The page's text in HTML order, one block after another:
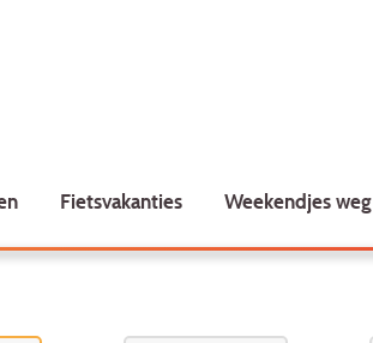
Fietsvakanties Weekendjes weg